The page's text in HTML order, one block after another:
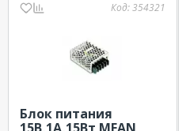
Код:354321
Блок питания